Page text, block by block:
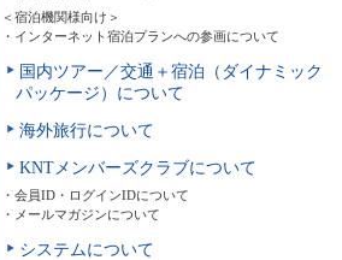
＜宿泊機関様向け＞
・インターネット宿泊プランへの参画について
国内ツアー／交通＋宿泊（ダイナミック
パッケージ）について
海外旅行について
KNTメンバーズクラブについて
・会員ID・ログインIDについて
・メールマガジンについて
システムについて